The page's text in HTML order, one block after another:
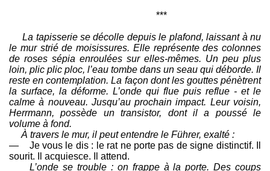
***
La tapisserie se décolle depuis le plafond, laissant à nu
le mur strié de moisissures. Elle représente des colonnes
de roses sépia enroulées sur elles-mêmes. Un peu plus
loin, plic plic ploc, l’eau tombe dans un seau qui déborde. Il
reste en contemplation. La façon dont les gouttes pénètrent
la surface, la déforme. L’onde qui flue puis reflue - et le
calme à nouveau. Jusqu’au prochain impact. Leur voisin,
Herrmann, possède un transistor, dont il a poussé le
volume à fond.
À travers le mur, il peut entendre le Führer, exalté :
— Je vous le dis : le rat ne porte pas de signe distinctif. Il
sourit. Il acquiesce. Il attend.
L’onde se trouble : on frappe à la porte. Des coups